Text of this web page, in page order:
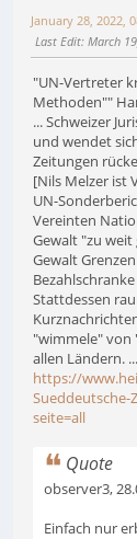
January 28, 2022,
Last Edit: March
"UN-Vertreter
Methoden""
... Schweizer
und wendet
Zeitungen
[Nils Melzer ist
UN-
Vereinten
Gewalt "zu
Gewalt
Stattdessen
"wimmele" von
allen Ländern. ...
https://
Sueddeutsche-
seite=all
Quote
observer3,
Einfach nur